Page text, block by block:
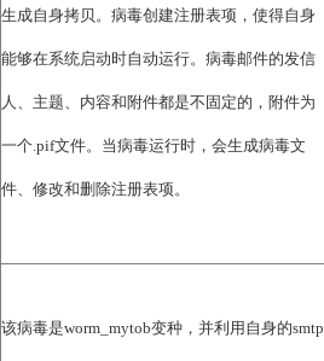
生成自身拷贝。病毒创建注册表项，使得自身
能够在系统启动时自动运行。病毒邮件的发信
人、主题、内容和附件都是不固定的，附件为
一个.pif文件。当病毒运行时，会生成病毒文
件、修改和删除注册表项。
该病毒是worm_mytob变种，并利用自身的smtp